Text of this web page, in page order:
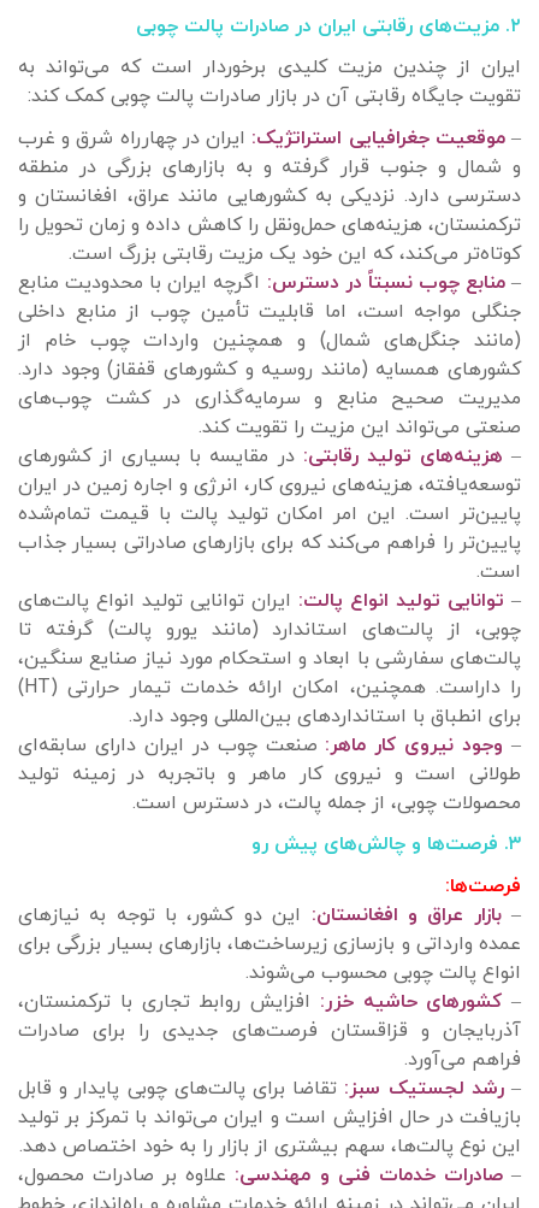
۲. مزیت‌های رقابتی ایران در صادرات پالت چوبی
ایران از چندین مزیت کلیدی برخوردار است که می‌تواند به
تقویت جایگاه رقابتی آن در بازار صادرات پالت چوبی کمک کند:
–موقعیت جغرافیایی استراتژیک: ایران در چهارراه شرق و غرب
و شمال و جنوب قرار گرفته و به بازارهای بزرگی در منطقه
دسترسی دارد. نزدیکی به کشورهایی مانند عراق، افغانستان و
ترکمنستان، هزینه‌های حمل‌ونقل را کاهش داده و زمان تحویل را
کوتاه‌تر می‌کند، که این خود یک مزیت رقابتی بزرگ است.
–منابع چوب نسبتاً در دسترس: اگرچه ایران با محدودیت منابع
جنگلی مواجه است، اما قابلیت تأمین چوب از منابع داخلی
(مانند جنگل‌های شمال) و همچنین واردات چوب خام از
کشورهای همسایه (مانند روسیه و کشورهای قفقاز) وجود دارد.
مدیریت صحیح منابع و سرمایه‌گذاری در کشت چوب‌های
صنعتی می‌تواند این مزیت را تقویت کند.
– هزینه‌های تولید رقابتی: در مقایسه با بسیاری از کشورهای
توسعه‌یافته، هزینه‌های نیروی کار، انرژی و اجاره زمین در ایران
پایین‌تر است. این امر امکان تولید پالت با قیمت تمام‌شده
پایین‌تر را فراهم می‌کند که برای بازارهای صادراتی بسیار جذاب
است.
– توانایی تولید انواع پالت: ایران توانایی تولید انواع پالت‌های
چوبی، از پالت‌های استاندارد (مانند یورو پالت) گرفته تا
پالت‌های سفارشی با ابعاد و استحکام مورد نیاز صنایع سنگین،
را داراست. همچنین، امکان ارائه خدمات تیمار حرارتی (HT)
برای انطباق با استانداردهای بین‌المللی وجود دارد.
– وجود نیروی کار ماهر: صنعت چوب در ایران دارای سابقه‌ای
طولانی است و نیروی کار ماهر و باتجربه در زمینه تولید
محصولات چوبی، از جمله پالت، در دسترس است.
۳. فرصت‌ها و چالش‌های پیش رو
فرصت‌ها:
–بازار عراق و افغانستان: این دو کشور، با توجه به نیازهای
عمده وارداتی و بازسازی زیرساخت‌ها، بازارهای بسیار بزرگی برای
انواع پالت چوبی محسوب می‌شوند.
– کشورهای حاشیه خزر: افزایش روابط تجاری با ترکمنستان،
آذربایجان و قزاقستان فرصت‌های جدیدی را برای صادرات
فراهم می‌آورد.
–رشد لجستیک سبز: تقاضا برای پالت‌های چوبی پایدار و قابل
بازیافت در حال افزایش است و ایران می‌تواند با تمرکز بر تولید
این نوع پالت‌ها، سهم بیشتری از بازار را به خود اختصاص دهد.
–صادرات خدمات فنی و مهندسی: علاوه بر صادرات محصول،